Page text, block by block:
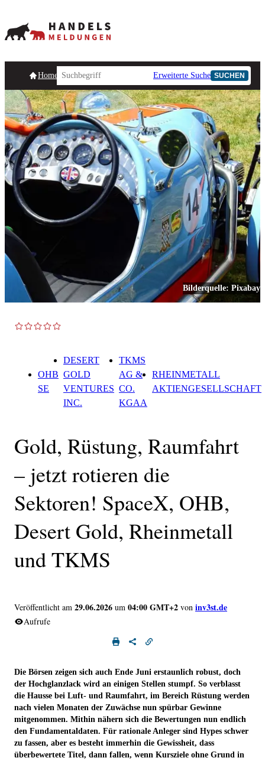
HomepageHandelsmeldungen Ad-Hoc-Meldungen
Erweiterte Suche SUCHEN
Bilderquelle: Pixabay
OHB
SE
DESERT
GOLD
VENTURES
INC.
TKMS
AG &
CO.
KGAA
RHEINMETALL
AKTIENGESELLSCHAFT
Gold, Rüstung, Raumfahrt
– jetzt rotieren die
Sektoren! SpaceX, OHB,
Desert Gold, Rheinmetall
und TKMS
Veröffentlicht am 29.06.2026 um 04:00 GMT+2 von inv3st.de
Aufrufe
Die Börsen zeigen sich auch Ende Juni erstaunlich robust, doch
der Hochglanzlack wird an einigen Stellen stumpf. So verblasst
die Hausse bei Luft- und Raumfahrt, im Bereich Rüstung werden
nach vielen Monaten der Zuwächse nun spürbar Gewinne
mitgenommen. Mithin nähern sich die Bewertungen nun endlich
den Fundamentaldaten. Für rationale Anleger sind Hypes schwer
zu fassen, aber es besteht immerhin die Gewissheit, dass
überbewertete Titel, dann fallen, wenn Kursziele ohne Grund in